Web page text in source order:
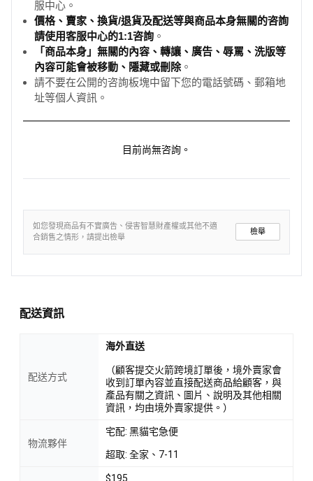
服中心。
價格、賣家、換貨/退貨及配送等與商品本身無關的咨詢
請使用客服中心的1:1咨詢 。
「商品本身」無關的內容、轉讓、廣告、辱罵、洗版等
內容可能會被移動、隱藏或刪除。
請不要在公開的咨詢板塊中留下您的電話號碼、郵箱地
址等個人資訊。
目前尚無咨詢。
如您發現商品有不實廣告、侵害智慧財產權或其他不適
合銷售之情形，請提出檢舉
檢舉
配送資訊
配送方式
海外直送
（顧客提交火箭跨境訂單後，境外賣家會
收到訂單內容並直接配送商品給顧客，與
產品有關之資訊、圖片、說明及其他相關
資訊，均由境外賣家提供。）
物流夥伴
宅配: 黑貓宅急便
超取: 全家、7-11
$195